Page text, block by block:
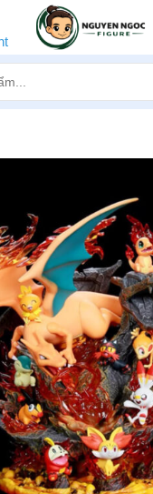
»[Pre-Order] Mô